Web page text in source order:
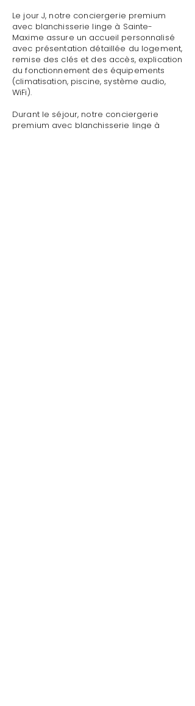
Le jour J, notre conciergerie premium
avec blanchisserie linge à Sainte-
Maxime assure un accueil personnalisé
avec présentation détaillée du logement,
remise des clés et des accès, explication
du fonctionnement des équipements
(climatisation, piscine, système audio,
WiFi).
Durant le séjour, notre conciergerie
premium avec blanchisserie linge à